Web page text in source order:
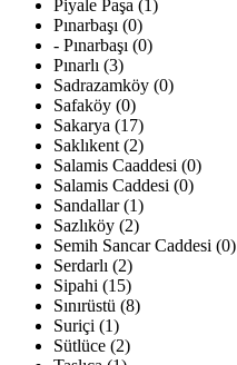
Piyale Paşa (1)
Pınarbaşı (0)
- Pınarbaşı (0)
Pınarlı (3)
Sadrazamköy (0)
Safaköy (0)
Sakarya (17)
Saklıkent (2)
Salamis Caaddesi (0)
Salamis Caddesi (0)
Sandallar (1)
Sazlıköy (2)
Semih Sancar Caddesi (0)
Serdarlı (2)
Sipahi (15)
Sınırüstü (8)
Suriçi (1)
Sütlüce (2)